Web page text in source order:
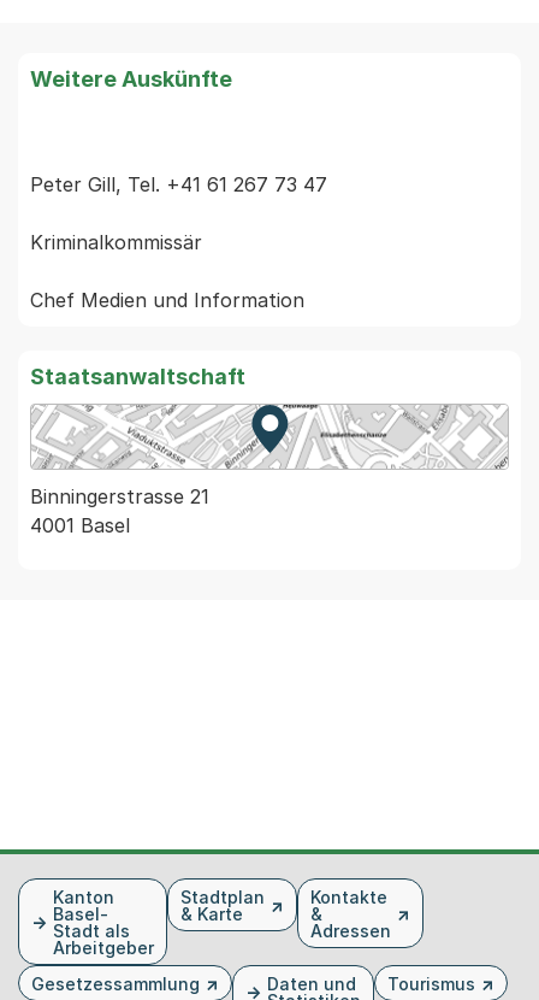
Weitere Auskünfte
Peter Gill, Tel. +41 61 267 73 47
Kriminalkommissär
Staatsanwaltschaft
Zur Karte von MapBS.
Externer Link, wird in einem
Binningerstrasse 21
4001 Basel
FusszeileKanton
Basel-
Stadt als
Arbeitgeber
Stadtplan
& Karte
Kontakte
&
Adressen
Gesetzessammlung
Daten und
Tourismus